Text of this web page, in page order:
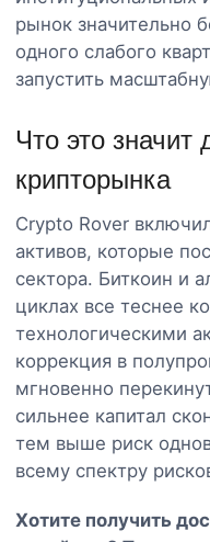
рынок значительно
одного слабого
запустить
Что это значит
крипторынка
Crypto Rover
активов, которые
сектора. Биткоин и
циклах все теснее
технологическими
коррекция в
мгновенно
сильнее капитал
тем выше риск
всему спектру
Хотите получить